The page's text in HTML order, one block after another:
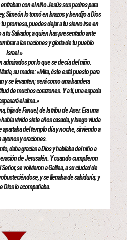
con el niño Jesús sus padres para
Simeón lo tomó en brazos y bendijo a Dios
promesa, puedes dejar a tu siervo irse en
tu Salvador, a quien has presentado ante
a las naciones y gloria de tu pueblo
Israel.»
admirados por lo que se decía del niño.
su madre: «Mira, éste está puesto para
y se levanten; será como una bandera
de muchos corazones. Y a ti, una espada
el alma.»
hija de Fanuel, de la tribu de Aser. Era una
vivido siete años casada, y luego viuda
del templo día y noche, sirviendo a
ayunos y oraciones.
daba gracias a Dios y hablaba del niño a
de Jerusalén. Y cuando cumplieron
se volvieron a Galilea, a su ciudad de
y se llenaba de sabiduría; y
Dios lo acompañaba.